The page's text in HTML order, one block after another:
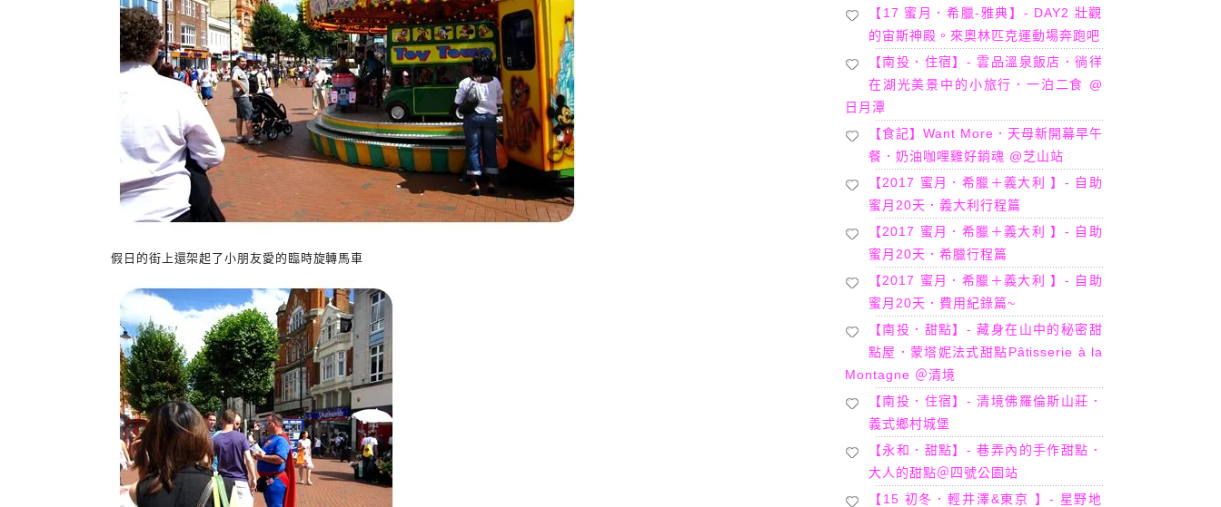
假日的街上還架起了小朋友愛的臨時旋轉馬車
【17 蜜月．希臘-雅典】- DAY2 壯觀
的宙斯神殿。來奧林匹克運動場奔跑吧
【南投．住宿】- 雲品溫泉飯店．徜徉
在湖光美景中的小旅行．一泊二食 @
日月潭
【食記】Want More．天母新開幕早午
餐．奶油咖哩雞好銷魂 @芝山站
【2017 蜜月．希臘＋義大利 】- 自助
蜜月20天．義大利行程篇
【2017 蜜月．希臘＋義大利 】- 自助
蜜月20天．希臘行程篇
【2017 蜜月．希臘＋義大利 】- 自助
蜜月20天．費用紀錄篇~
【南投．甜點】- 藏身在山中的秘密甜
點屋．蒙塔妮法式甜點Pâtisserie à la
Montagne ＠清境
【南投．住宿】- 清境佛羅倫斯山莊．
義式鄉村城堡
【永和．甜點】- 巷弄內的手作甜點．
大人的甜點＠四號公園站
【15 初冬．輕井澤&東京 】- 星野地